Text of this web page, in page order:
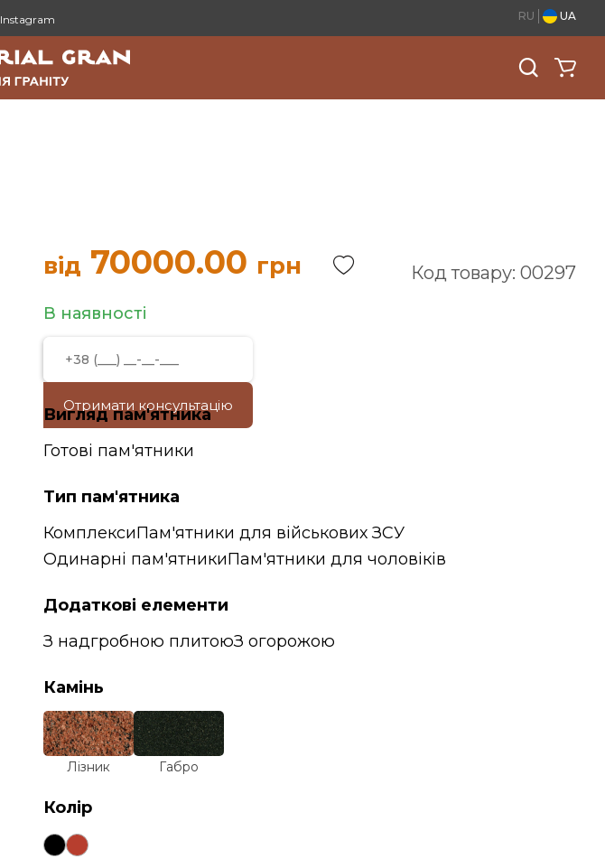
Instagram RU UA
від 70000.00 грн Код товару: 00297
В наявності
Отримати консультацію
Вигляд пам'ятника
Готові пам'ятники
Тип пам'ятника
КомплексиПам'ятники для військових ЗСУ
Одинарні пам'ятникиПам'ятники для чоловіків
Додаткові елементи
З надгробною плитоюЗ огорожою
Камінь
Лізник Габро
Колір